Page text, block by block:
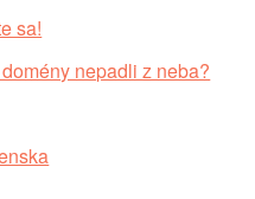
sa!
nepadli z neba?